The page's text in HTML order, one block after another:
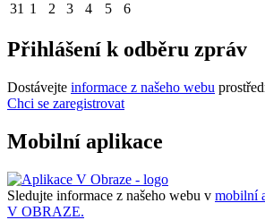
31 1 2 3 4 5 6
Přihlášení k odběru zpráv
Dostávejte informace z našeho webu
Chci se zaregistrovat
Mobilní aplikace
Sledujte informace z našeho webu v mobilní
V OBRAZE.